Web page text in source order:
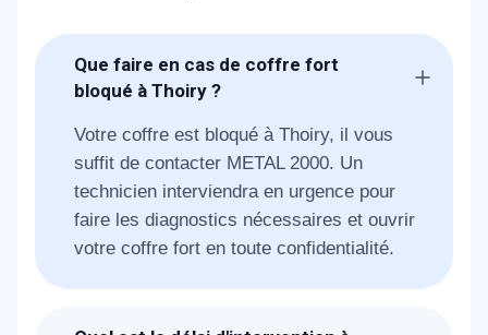
Que faire en cas de coffre fort
bloqué à Thoiry ?
Votre coffre est bloqué à Thoiry, il vous
suffit de contacter METAL 2000. Un
technicien interviendra en urgence pour
faire les diagnostics nécessaires et ouvrir
votre coffre fort en toute confidentialité.